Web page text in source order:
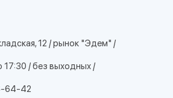
12 / рынок "Эдем" /
/ без выходных /
64-42